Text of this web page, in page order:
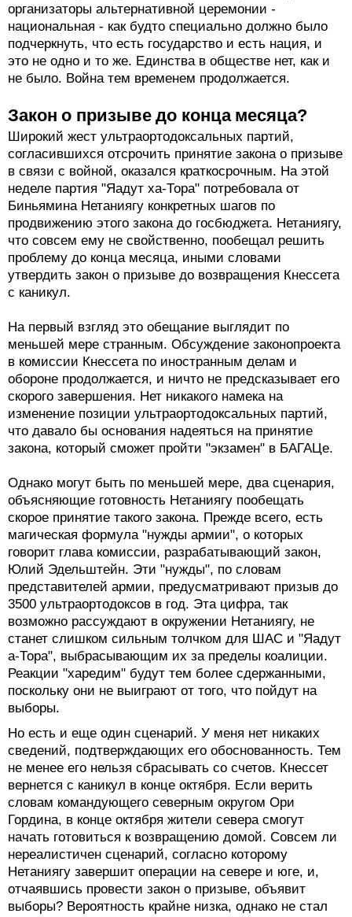
организаторы альтернативной церемонии -
национальная - как будто специально должно было
подчеркнуть, что есть государство и есть нация, и
это не одно и то же. Единства в обществе нет, как и
не было. Война тем временем продолжается.
Закон о призыве до конца месяца?
Широкий жест ультраортодоксальных партий,
согласившихся отсрочить принятие закона о призыве
в связи с войной, оказался краткосрочным. На этой
неделе партия "Яадут ха-Тора" потребовала от
Биньямина Нетаниягу конкретных шагов по
продвижению этого закона до госбюджета. Нетаниягу,
что совсем ему не свойственно, пообещал решить
проблему до конца месяца, иными словами
утвердить закон о призыве до возвращения Кнессета
с каникул.
На первый взгляд это обещание выглядит по
меньшей мере странным. Обсуждение законопроекта
в комиссии Кнессета по иностранным делам и
обороне продолжается, и ничто не предсказывает его
скорого завершения. Нет никакого намека на
изменение позиции ультраортодоксальных партий,
что давало бы основания надеяться на принятие
закона, который сможет пройти "экзамен" в БАГАЦе.
Однако могут быть по меньшей мере, два сценария,
объясняющие готовность Нетаниягу пообещать
скорое принятие такого закона. Прежде всего, есть
магическая формула "нужды армии", о которых
говорит глава комиссии, разрабатывающий закон,
Юлий Эдельштейн. Эти "нужды", по словам
представителей армии, предусматривают призыв до
3500 ультраортодоксов в год. Эта цифра, так
возможно рассуждают в окружении Нетаниягу, не
станет слишком сильным толчком для ШАС и "Яадут
а-Тора", выбрасывающим их за пределы коалиции.
Реакции "харедим" будут тем более сдержанными,
поскольку они не выиграют от того, что пойдут на
выборы.
Но есть и еще один сценарий. У меня нет никаких
сведений, подтверждающих его обоснованность. Тем
не менее его нельзя сбрасывать со счетов. Кнессет
вернется с каникул в конце октября. Если верить
словам командующего северным округом Ори
Гордина, в конце октября жители севера смогут
начать готовиться к возвращению домой. Совсем ли
нереалистичен сценарий, согласно которому
Нетаниягу завершит операции на севере и юге, и,
отчаявшись провести закон о призыве, объявит
выборы? Вероятность крайне низка, однако не стал